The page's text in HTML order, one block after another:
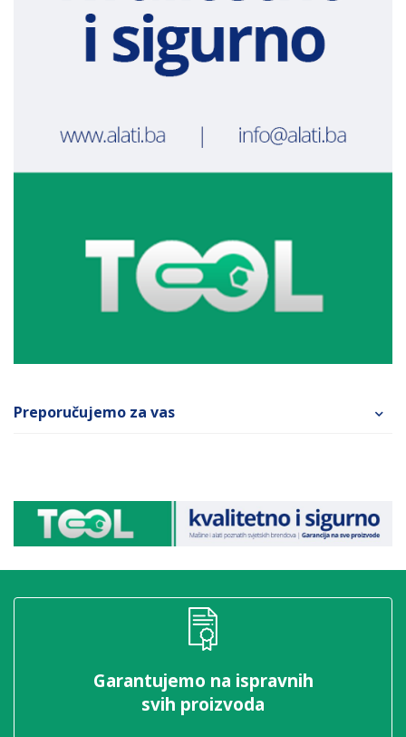
Preporučujemo za vas
Garantujemo na ispravnih
svih proizvoda